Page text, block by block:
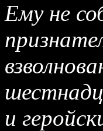
Ему не
и